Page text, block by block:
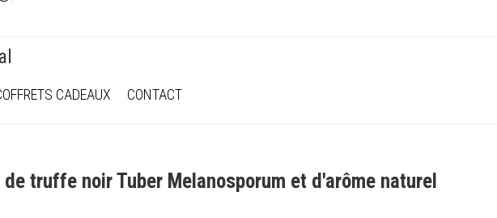
CADEAUX CONTACT
truffe noir Tuber Melanosporum et d'arôme naturel